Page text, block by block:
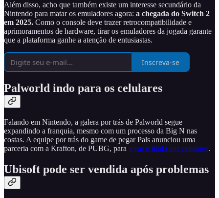
Além disso, acho que também existe um interesse secundário da
Nintendo para matar os emuladores agora: a chegada do Switch 2
em 2025. Como o console deve trazer retrocompatibilidade e
aprimoramentos de hardware, tirar os emuladores da jogada garante
que a plataforma ganhe a atenção de entusiastas.
Inscreva-se
Palworld indo para os celulares
Falando em Nintendo, a galera por trás de Palworld segue
expandindo a franquia, mesmo com um processo da Big N nas
costas. A equipe por trás do game de pegar Pals anunciou uma
parceria com a Krafton, de PUBG, para levar o título aos celulares.
Ubisoft pode ser vendida após problemas